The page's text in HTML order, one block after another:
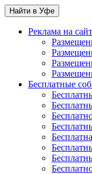
Найти в Уфе
Реклама на
Бесплатные